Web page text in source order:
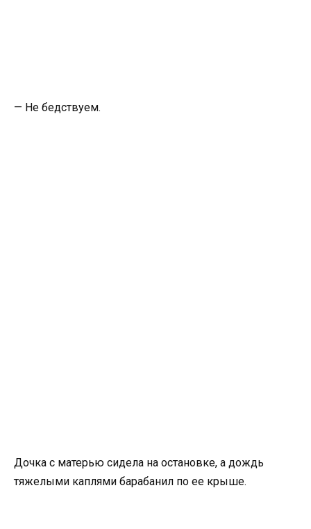
— Не бедствуем.
Дочка с матерью сидела на остановке, а дождь
тяжелыми каплями барабанил по ее крыше.